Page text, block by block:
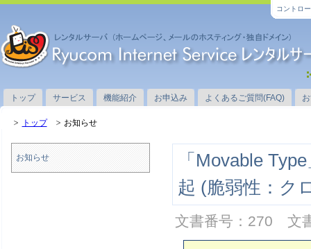
トップ サービス 機能紹介 お申込み よくあるご質問(FAQ)
トップ お知らせ
「Movable
起 (脆弱性：ク
文書番号：270 文
お知らせ
コントロ